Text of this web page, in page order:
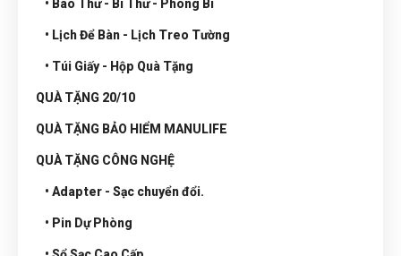
• Bao Thư - Bì Thư - Phong Bì
• Lịch Để Bàn - Lịch Treo Tường
• Túi Giấy - Hộp Quà Tặng
QUÀ TẶNG 20/10
QUÀ TẶNG BẢO HIỂM MANULIFE
QUÀ TẶNG CÔNG NGHỆ
• Adapter - Sạc chuyển đổi.
• Pin Dự Phòng